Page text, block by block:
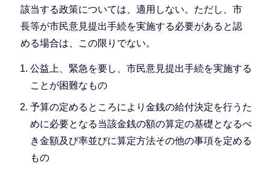
該当する政策については、適用しない。ただし、市
長等が市民意見提出手続を実施する必要があると認
める場合は、この限りでない。
公益上、緊急を要し、市民意見提出手続を実施する
ことが困難なもの
予算の定めるところにより金銭の給付決定を行うた
めに必要となる当該金銭の額の算定の基礎となるべ
き金額及び率並びに算定方法その他の事項を定める
もの